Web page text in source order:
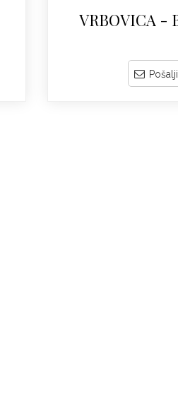
VRBOVICA -